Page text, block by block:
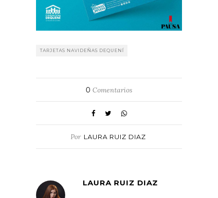
TARJETAS NAVIDEÑAS DEQUENÍ
0 Comentarios
Por LAURA RUIZ DIAZ
LAURA RUIZ DIAZ